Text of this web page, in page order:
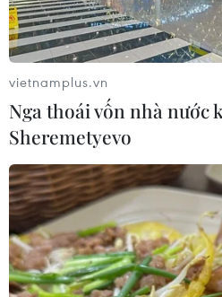
vietnamplus.vn
Nga thoái vốn nhà nước
Sheremetyevo